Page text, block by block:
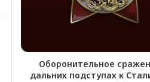
Оборонительное
дальних подступах к